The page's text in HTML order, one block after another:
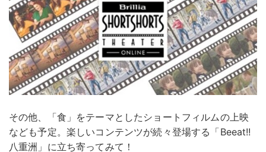
その他、「食」をテーマとしたショートフィルムの上映
なども予定。楽しいコンテンツが続々登場する「Beeat!!
八重洲」に立ち寄ってみて！